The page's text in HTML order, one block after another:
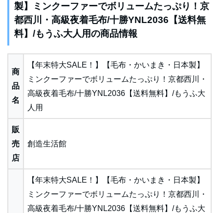
製】ミンクーファーでボリュームたっぷり！京
都西川・高級夜着毛布/十勝YNL2036【送料無
料】/もうふ大人用の商品情報
商
品
名
【年末特大SALE！】【毛布・かいまき・日本製】
ミンクーファーでボリュームたっぷり！京都西川・
高級夜着毛布/十勝YNL2036【送料無料】/もうふ大
人用
販
売
店
創造生活館
【年末特大SALE！】【毛布・かいまき・日本製】
ミンクーファーでボリュームたっぷり！京都西川・
高級夜着毛布/十勝YNL2036【送料無料】/もうふ大